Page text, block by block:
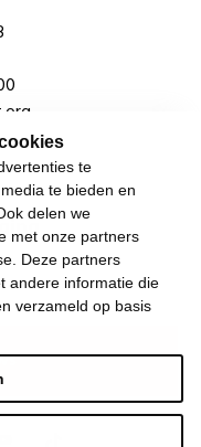
te
te bieden en
delen we
met onze partners
Deze partners
andere informatie die
verzameld op basis